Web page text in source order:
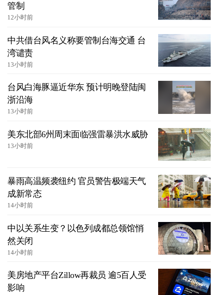
管制
12小时前
中共借台风名义称要管制台海交通 台
湾谴责
13小时前
台风白海豚逼近华东 预计明晚登陆闽
浙沿海
13小时前
美东北部6州周末面临强雷暴洪水威胁
13小时前
暴雨高温频袭纽约 官员警告极端天气
成新常态
14小时前
中以关系生变？以色列成都总领馆悄
然关闭
14小时前
美房地产平台Zillow再裁员 逾5百人受
影响